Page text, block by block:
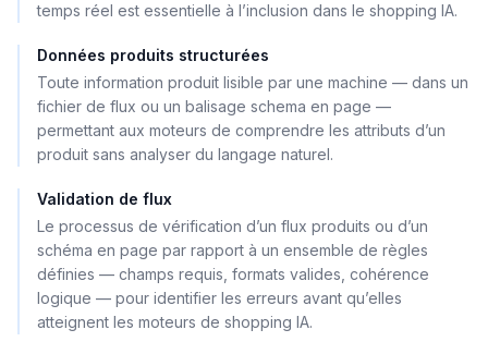
temps réel est essentielle à l’inclusion dans le shopping IA.
Données produits structurées
Toute information produit lisible par une machine — dans un
fichier de flux ou un balisage schema en page —
permettant aux moteurs de comprendre les attributs d’un
produit sans analyser du langage naturel.
Validation de flux
Le processus de vérification d’un flux produits ou d’un
schéma en page par rapport à un ensemble de règles
définies — champs requis, formats valides, cohérence
logique — pour identifier les erreurs avant qu’elles
atteignent les moteurs de shopping IA.